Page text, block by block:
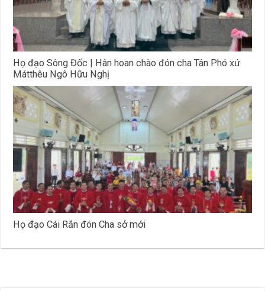
Họ đạo Sông Đốc | Hân hoan chào đón cha Tân Phó xứ
Mátthêu Ngô Hữu Nghị
Họ đạo Cái Rắn đón Cha sở mới